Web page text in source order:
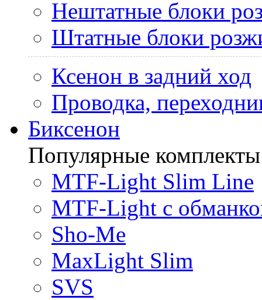
Нештатные блоки
Штатные блоки
Ксенон в задний ход
Проводка,
Биксенон
Популярные комплекты
MTF-Light Slim Line
MTF-Light с
Sho-Me
MaxLight Slim
SVS